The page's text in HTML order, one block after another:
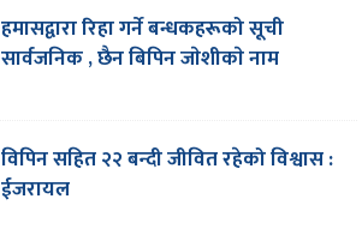
हमासद्वारा रिहा गर्ने बन्धकहरूको सूची
सार्वजनिक , छैन बिपिन जाेशीकाे नाम
विपिन सहित २२ बन्दी जीवित रहेको विश्वास :
ईजरायल